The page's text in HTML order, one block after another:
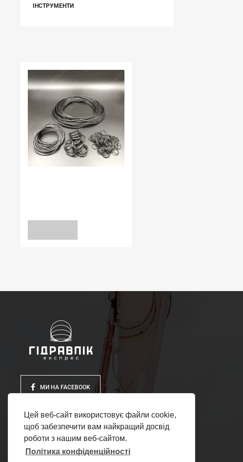
Цей веб-сайт використовує файли cookie,
щоб забезпечити вам найкращий досвід
роботи з нашим веб-сайтом.
Політика конфіденційності
ІНСТРУМЕНТИ
МИ НА FACEBOOK